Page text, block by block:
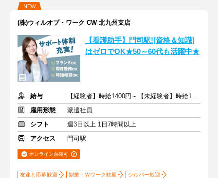
NEW
(株)ウィルオブ・ワーク CW 北九州支店
【看護助手】門司駅![資格＆知識]
はゼロでOK★50～60代も活躍中★
給与
【経験者】時給1400円～【未経験者】時給1350円～ ＋交通費
雇用形態
派遣社員
シフト
週3日以上 1日7時間以上
アクセス
門司駅
オンライン面接可
友達と応募歓迎 副業・Ｗワーク歓迎
シルバー歓迎